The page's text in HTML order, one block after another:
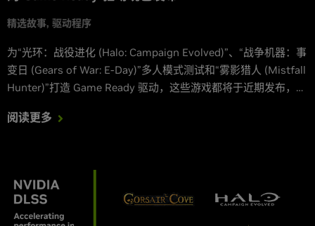
精选故事 驱动程序
为“光环：战役进化 (Halo: Campaign Evolved)”、“战争机器：事
变日 (Gears of War: E-Day)”多人模式测试和“雾影猎人 (Mistfall
Hunter)”打造 Game Ready 驱动，这些游戏都将于近期发布，并
阅读更多